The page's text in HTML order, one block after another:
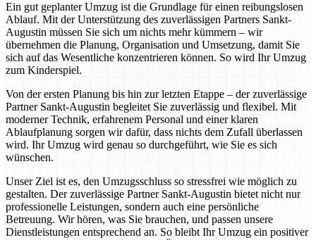
Ein gut geplanter Umzug ist die Grundlage für einen reibungslosen
Ablauf. Mit der Unterstützung des zuverlässigen Partners Sankt-
Augustin müssen Sie sich um nichts mehr kümmern – wir
übernehmen die Planung, Organisation und Umsetzung, damit Sie
sich auf das Wesentliche konzentrieren können. So wird Ihr Umzug
zum Kinderspiel.
Von der ersten Planung bis hin zur letzten Etappe – der zuverlässige
Partner Sankt-Augustin begleitet Sie zuverlässig und flexibel. Mit
moderner Technik, erfahrenem Personal und einer klaren
Ablaufplanung sorgen wir dafür, dass nichts dem Zufall überlassen
wird. Ihr Umzug wird genau so durchgeführt, wie Sie es sich
wünschen.
Unser Ziel ist es, den Umzugsschluss so stressfrei wie möglich zu
gestalten. Der zuverlässige Partner Sankt-Augustin bietet nicht nur
professionelle Leistungen, sondern auch eine persönliche
Betreuung. Wir hören, was Sie brauchen, und passen unsere
Dienstleistungen entsprechend an. So bleibt Ihr Umzug ein positiver